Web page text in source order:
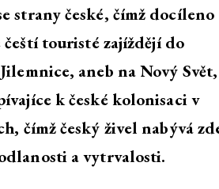
strany české, čímž docíleno
čeští touristé zajíždějí do
aneb na Nový Svět,
k české kolonisaci v
čímž český živel nabývá
a vytrvalosti.